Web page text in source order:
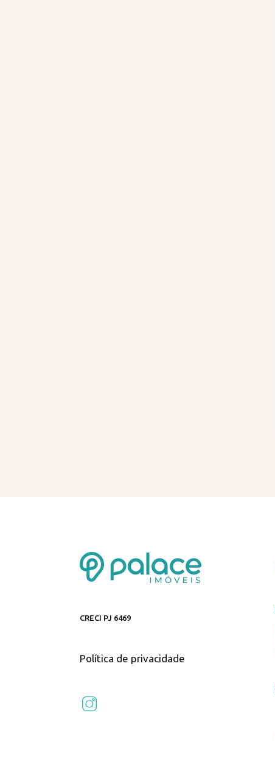
CRECI PJ 6469
Política de privacidade